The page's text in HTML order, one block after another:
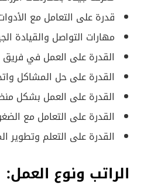
قدرة على التعامل مع
مهارات التواصل والقيادة
القدرة على العمل في فريق
القدرة على حل المشاكل
القدرة على العمل بشكل
القدرة على التعامل مع
القدرة على التعلم وتطوير
الراتب ونوع العمل: